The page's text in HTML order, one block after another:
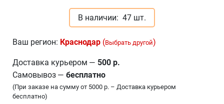
В наличии: 47 шт.
Ваш регион: Краснодар (Выбрать другой)
Доставка курьером — 500 р.
Самовывоз — бесплатно
(При заказе на сумму от 5000 р. – Доставка курьером
бесплатно)